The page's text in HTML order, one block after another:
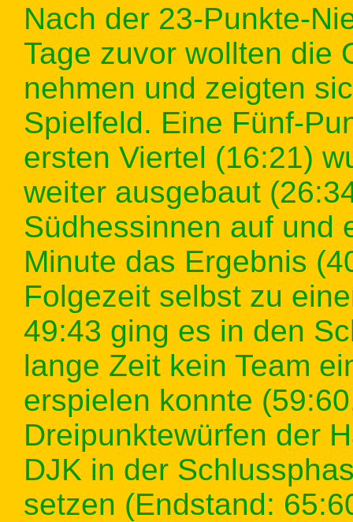
Nach der 23-Punkte-
Tage zuvor wollten die
nehmen und zeigten
Spielfeld. Eine Fünf-
ersten Viertel (16:21)
weiter ausgebaut
Südhessinnen auf und
Minute das Ergebnis
Folgezeit selbst zu
49:43 ging es in den
lange Zeit kein Team
erspielen konnte
Dreipunktewürfen der
DJK in der
setzen (Endstand: